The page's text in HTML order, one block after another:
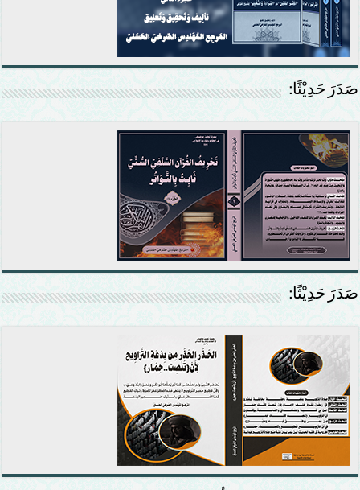
صَدَرَ حَدِيْثًا:
صَدَرَ حَدِيْثًا: